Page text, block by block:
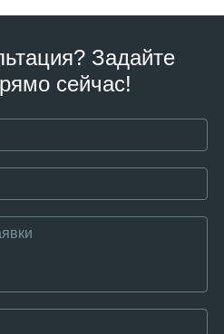
Задайте
сейчас!